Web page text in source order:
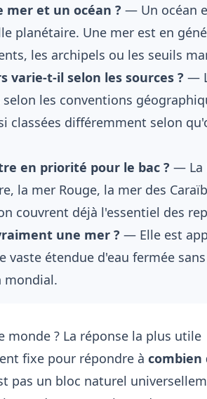
et un océan ? — Un océan
planétaire. Une mer est en
les archipels ou les seuils
varie-t-il selon les sources ? —
les conventions
classées différemment selon
en priorité pour le bac ? — La
la mer Rouge, la mer des
couvrent déjà l'essentiel des
une mer ? — Elle est
vaste étendue d'eau fermée
mondial.
monde ? La réponse la plus utile
fixe pour répondre à combien
pas un bloc naturel